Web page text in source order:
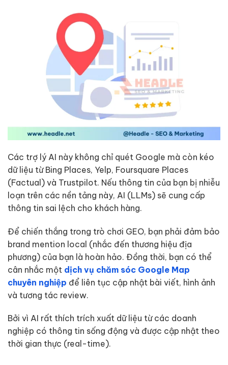
Các trợ lý AI này không chỉ quét Google mà còn kéo
dữ liệu từ Bing Places, Yelp, Foursquare Places
(Factual) và Trustpilot. Nếu thông tin của bạn bị nhiễu
loạn trên các nền tảng này, AI (LLMs) sẽ cung cấp
thông tin sai lệch cho khách hàng.
Để chiến thắng trong trò chơi GEO, bạn phải đảm bảo
brand mention local (nhắc đến thương hiệu địa
phương) của bạn là hoàn hảo. Đồng thời, bạn có thể
cân nhắc một dịch vụ chăm sóc Google Map
chuyên nghiệp để liên tục cập nhật bài viết, hình ảnh
và tương tác review.
Bởi vì AI rất thích trích xuất dữ liệu từ các doanh
nghiệp có thông tin sống động và được cập nhật theo
thời gian thực (real-time).